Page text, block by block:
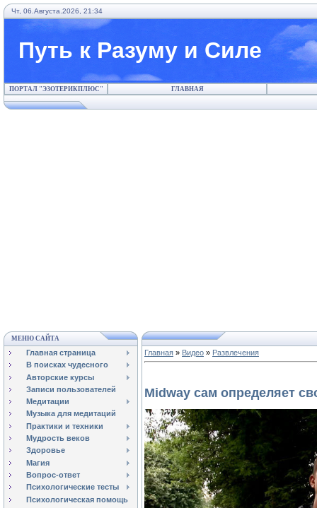
Чт, 06.Августа.2026, 21:34
Путь к Разуму и Силе
ПОРТАЛ "ЭЗОТЕРИКПЛЮС" ГЛАВНАЯ
МЕНЮ САЙТА
Главная страница
В поисках чудесного
Авторские курсы
Записи пользователей
Медитации
Музыка для медитаций
Практики и техники
Мудрость веков
Здоровье
Магия
Вопрос-ответ
Психологические тесты
Психологическая помощь
Главная » Видео » Развлечения
Midway сам определяет